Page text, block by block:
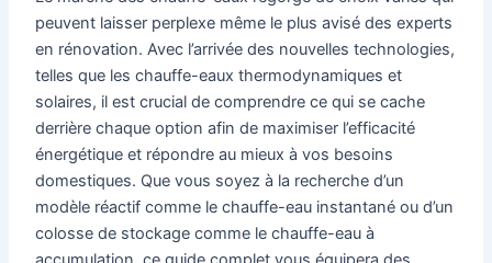
peuvent laisser perplexe même le plus avisé des experts
en rénovation. Avec l’arrivée des nouvelles technologies,
telles que les chauffe-eaux thermodynamiques et
solaires, il est crucial de comprendre ce qui se cache
derrière chaque option afin de maximiser l’efficacité
énergétique et répondre au mieux à vos besoins
domestiques. Que vous soyez à la recherche d’un
modèle réactif comme le chauffe-eau instantané ou d’un
colosse de stockage comme le chauffe-eau à